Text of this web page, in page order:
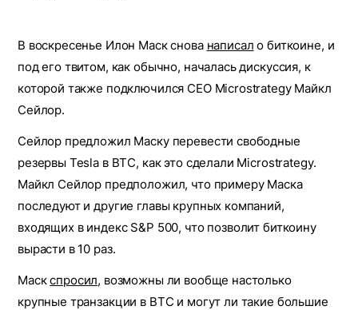
В воскресенье Илон Маск снова написал о биткоине, и
под его твитом, как обычно, началась дискуссия, к
которой также подключился CEO Microstrategy Майкл
Сейлор.
Сейлор предложил Маску перевести свободные
резервы Tesla в BTC, как это сделали Microstrategy.
Майкл Сейлор предположил, что примеру Маска
последуют и другие главы крупных компаний,
входящих в индекс S&P 500, что позволит биткоину
вырасти в 10 раз.
Маскспросил, возможны ли вообще настолько
крупные транзакции в BTC и могут ли такие большие